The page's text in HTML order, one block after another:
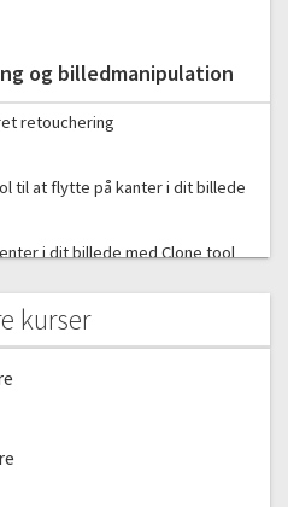
og billedmanipulation
retouchering
til at flytte på kanter i dit billede
i dit billede med Clone tool
i Photoshop
i Photoshop
kurser